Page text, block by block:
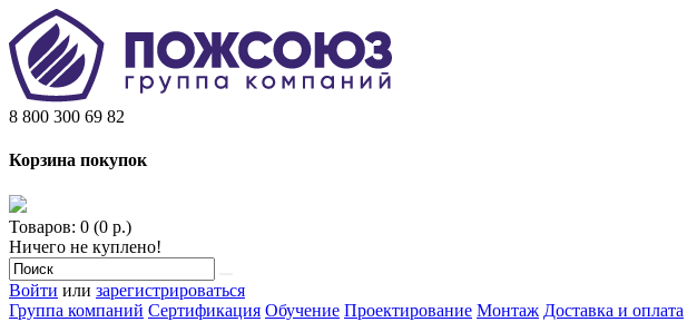
8 800 300 69 82
Корзина покупок
Товаров: 0 (0 р.)
Ничего не куплено!
Войти или зарегистрироваться
Группа компаний Сертификация Обучение Проектирование Монтаж Доставка и оплата